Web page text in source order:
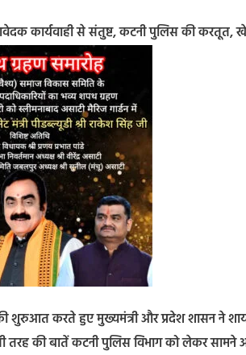
कार्यवाही से संतुष्ट, कटनी पुलिस की
शुरुआत करते हुए मुख्यमंत्री और प्रदेश शासन ने
तरह की बातें कटनी पुलिस विभाग को लेकर